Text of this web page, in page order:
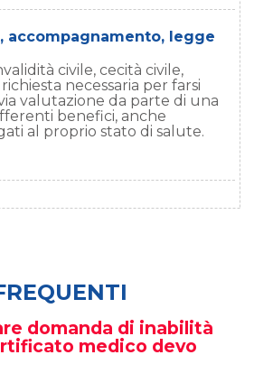
accompagnamento, legge
civile, cecità civile,
necessaria per farsi
valutazione da parte di una
benefici, anche
al proprio stato di salute.
domanda di inabilità
medico devo